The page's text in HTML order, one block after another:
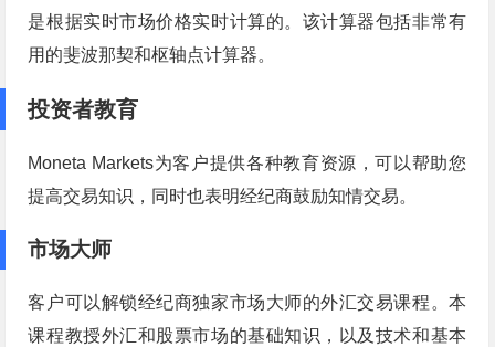
是根据实时市场价格实时计算的。该计算器包括非常有
用的斐波那契和枢轴点计算器。
投资者教育
Moneta Markets为客户提供各种教育资源，可以帮助您
提高交易知识，同时也表明经纪商鼓励知情交易。
市场大师
客户可以解锁经纪商独家市场大师的外汇交易课程。本
课程教授外汇和股票市场的基础知识，以及技术和基本